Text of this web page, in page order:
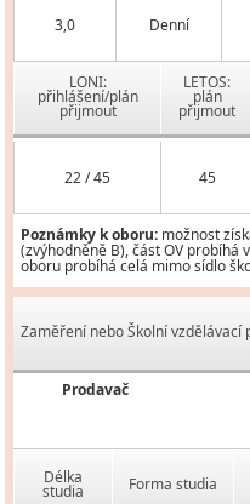
3,0 Denní
LONI:
přihlášení/plán
přijmout
LETOS:
plán
přijmout
22 / 45 45
Poznámky k oboru: možnost
(zvýhodněně B), část OV
oboru probíhá celá mimo sídlo
Zaměření nebo Školní vzdělávací
Prodavač
Délka
studia Forma studia